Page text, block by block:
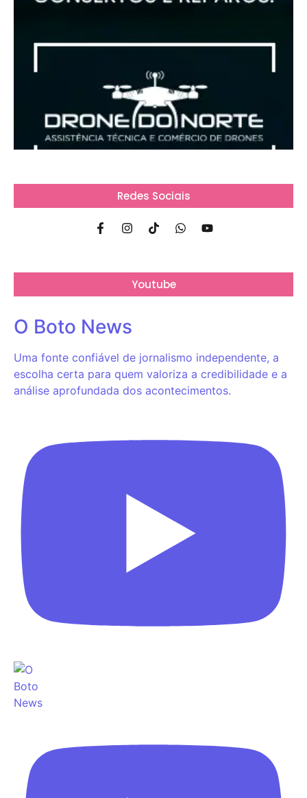
Redes Sociais
Youtube
O Boto News
Uma fonte confiável de jornalismo independente, a
escolha certa para quem valoriza a credibilidade e a
análise aprofundada dos acontecimentos.